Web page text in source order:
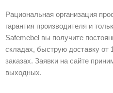
Рациональная организация
гарантия производителя и
Safemebel вы получите
складах, быструю доставку от
заказах. Заявки на сайте
выходных.